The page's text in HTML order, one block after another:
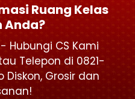
Ruang Kelas
Anda?
- Hubungi CS Kami
Telepon di 0821-
Diskon, Grosir dan